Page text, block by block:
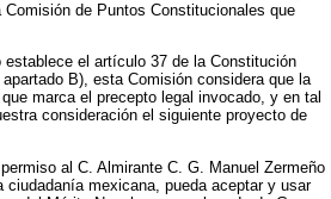
de Puntos Constitucionales que
el artículo 37 de la Constitución
B), esta Comisión considera que la
marca el precepto legal invocado, y en tal
consideración el siguiente proyecto de
al C. Almirante C. G. Manuel Zermeño
ciudadanía mexicana, pueda aceptar y usar